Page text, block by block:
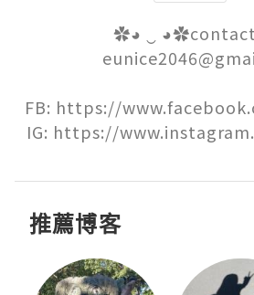
✿◕ ‿
FB: https://
IG: https://
推薦博客